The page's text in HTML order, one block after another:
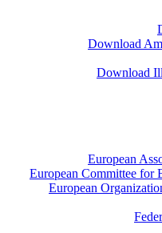
Download
Download
European
European Committee for
European